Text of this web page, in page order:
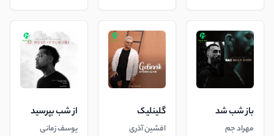
باز شب شد
مهراد جم
گلینلیک
افشین آذری
از شب بپرسید
یوسف زمانی